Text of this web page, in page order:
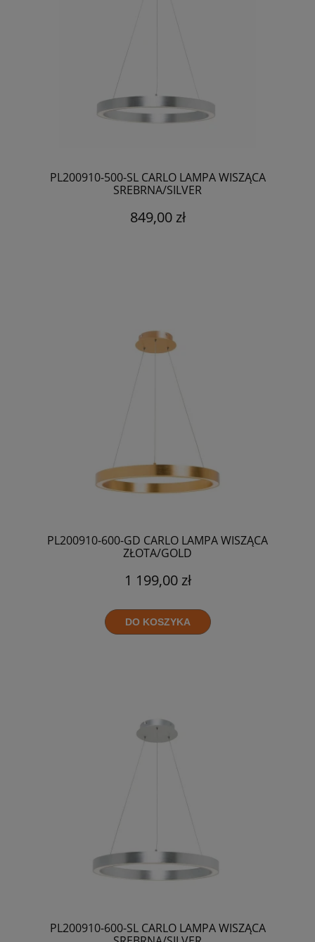
PL200910-500-SL CARLO LAMPA WISZĄCA
SREBRNA/SILVER
849,00 zł
PL200910-600-GD CARLO LAMPA WISZĄCA
ZŁOTA/GOLD
1 199,00 zł
DO KOSZYKA
PL200910-600-SL CARLO LAMPA WISZĄCA